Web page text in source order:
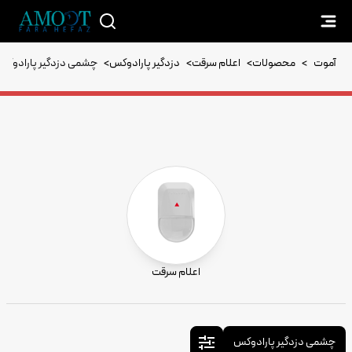
آموت > محصولات> اعلام سرقت> دزدگیر پارادوکس> چشمی دزدگیر
اعلام سرقت
چشمی دزدگیر پارادوکس